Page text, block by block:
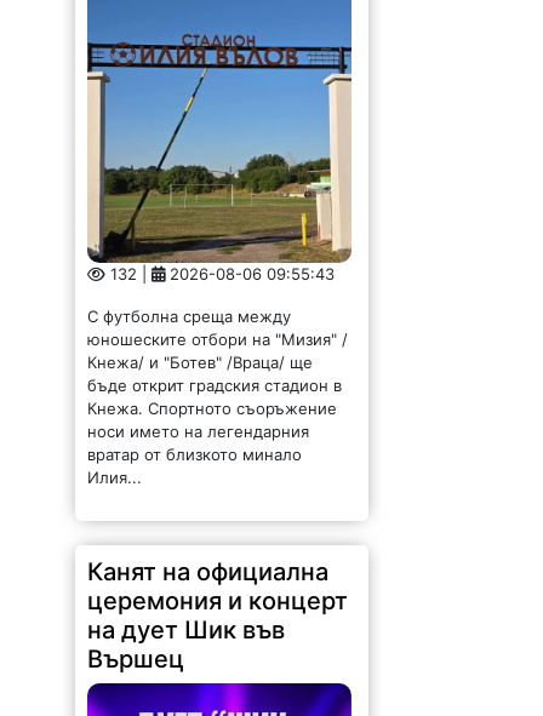
132 | 2026-08-06 09:55:43
С футболна среща между
юношеските отбори на "Мизия" /
Кнежа/ и "Ботев" /Враца/ ще
бъде открит градския стадион в
Кнежа. Спортното съоръжение
носи името на легендарния
вратар от близкото минало
Илия...
Канят на официална
церемония и концерт
на дует Шик във
Вършец